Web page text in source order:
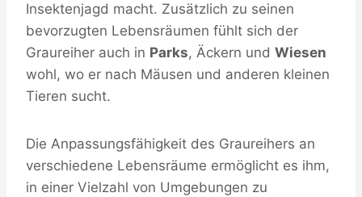
Insektenjagd macht. Zusätzlich zu seinen
bevorzugten Lebensräumen fühlt sich der
Graureiher auch in Parks, Äckern und Wiesen
wohl, wo er nach Mäusen und anderen kleinen
Tieren sucht.
Die Anpassungsfähigkeit des Graureihers an
verschiedene Lebensräume ermöglicht es ihm,
in einer Vielzahl von Umgebungen zu